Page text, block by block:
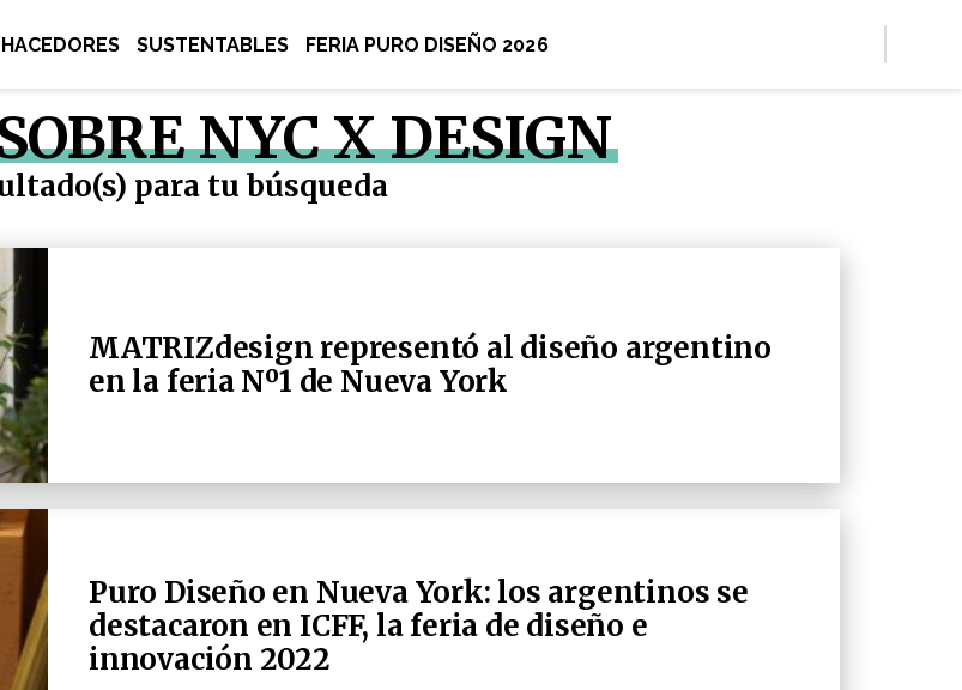
HACEDORES SUSTENTABLES FERIA PURO DISEÑO 2026
NYC X DESIGN
para tu búsqueda
MATRIZdesign representó al diseño argentino
en la feria Nº1 de Nueva York
Puro Diseño en Nueva York: los argentinos se
destacaron en ICFF, la feria de diseño e
innovación 2022